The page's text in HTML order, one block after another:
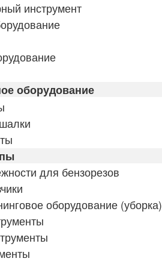
инструмент
оборудование
для бензорезов
оборудование (уборка)